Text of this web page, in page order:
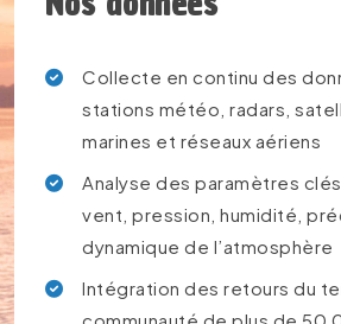
Collecte en continu des
stations météo, radars,
marines et réseaux aériens
Analyse des paramètres
vent, pression, humidité,
dynamique de l’atmosphère
Intégration des retours du